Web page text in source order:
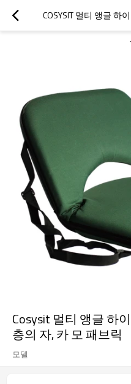
Cosysit 멀티 앵글 하
층의 자, 카 모 패브릭
모델